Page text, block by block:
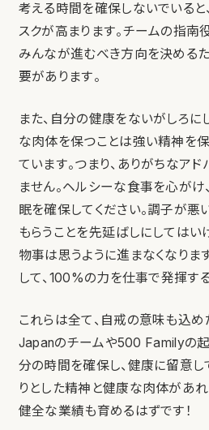
考える時間を確保しないでいると
スクが高まります。チームの指南
みんなが進むべき方向を決める
要があります。
また、自分の健康をないがしろに
な肉体を保つことは強い精神を
ています。つまり、ありがちなア
ません。ヘルシーな食事を心がけ
眠を確保してください。調子が悪
もらうことを先延ばしにしてはい
物事は思うように進まなくなりま
して、100%の力を仕事で発揮す
これらは全て、自戒の意味も込め
Japanのチームや500 Familyの起
分の時間を確保し、健康に留意し
りとした精神と健康な肉体があれ
健全な業績も育めるはずです！